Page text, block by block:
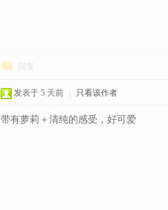
回复
发表于5 天前 只看该作者
带有萝莉＋清纯的感受，好可爱